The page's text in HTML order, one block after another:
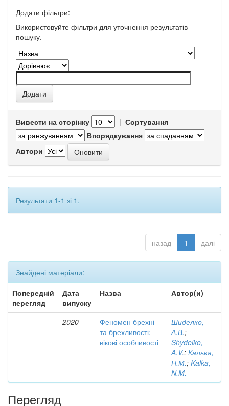
Додати фільтри:
Використовуйте фільтри для уточнення результатів
пошуку.
Вивести на сторінку | Сортування
Впорядкування
Автори
Результати 1-1 зі 1.
назад 1 далі
Знайдені матеріали:
Попередній
перегляд
Дата
випуску
Назва Автор(и)
2020
Феномен брехні
та брехливості:
вікові особливості
Шиделко,
А.В.;
Shydelko,
A.V.; Калька,
Н.М.; Kalka,
N.M.
Перегляд